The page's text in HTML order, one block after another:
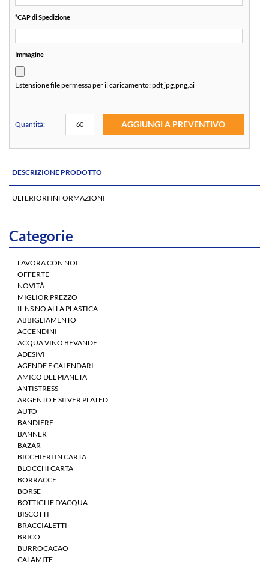
*CAP di Spedizione
Immagine
Estensione file permessa per il caricamento:pdf,jpg,png,ai
Quantità: AGGIUNGI A PREVENTIVO
DESCRIZIONE PRODOTTO
ULTERIORI INFORMAZIONI
Categorie
LAVORA CON NOI
OFFERTE
NOVITÀ
MIGLIOR PREZZO
IL NS NO ALLA PLASTICA
ABBIGLIAMENTO
ACCENDINI
ACQUA VINO BEVANDE
ADESIVI
AGENDE E CALENDARI
AMICO DEL PIANETA
ANTISTRESS
ARGENTO E SILVER PLATED
AUTO
BANDIERE
BANNER
BAZAR
BICCHIERI IN CARTA
BLOCCHI CARTA
BORRACCE
BORSE
BOTTIGLIE D'ACQUA
BISCOTTI
BRACCIALETTI
BRICO
BURROCACAO
CALAMITE